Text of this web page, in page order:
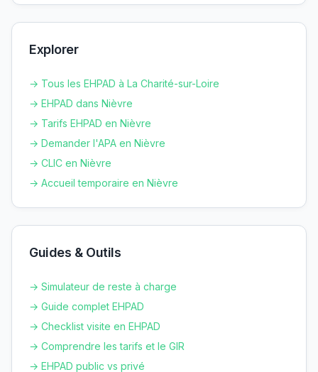
Explorer
→ Tous les EHPAD à La Charité-sur-Loire
→ EHPAD dans Nièvre
→ Tarifs EHPAD en Nièvre
→ Demander l'APA en Nièvre
→ CLIC en Nièvre
→ Accueil temporaire en Nièvre
Guides & Outils
→ Simulateur de reste à charge
→ Guide complet EHPAD
→ Checklist visite en EHPAD
→ Comprendre les tarifs et le GIR
→ EHPAD public vs privé